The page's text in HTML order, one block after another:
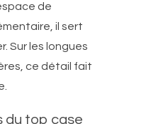
de
il sert
Sur les longues
ce détail fait
du top case